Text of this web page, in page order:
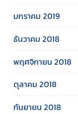
มกราคม 2019
ธันวาคม 2018
พฤศจิกายน 2018
ตุลาคม 2018
กันยายน 2018